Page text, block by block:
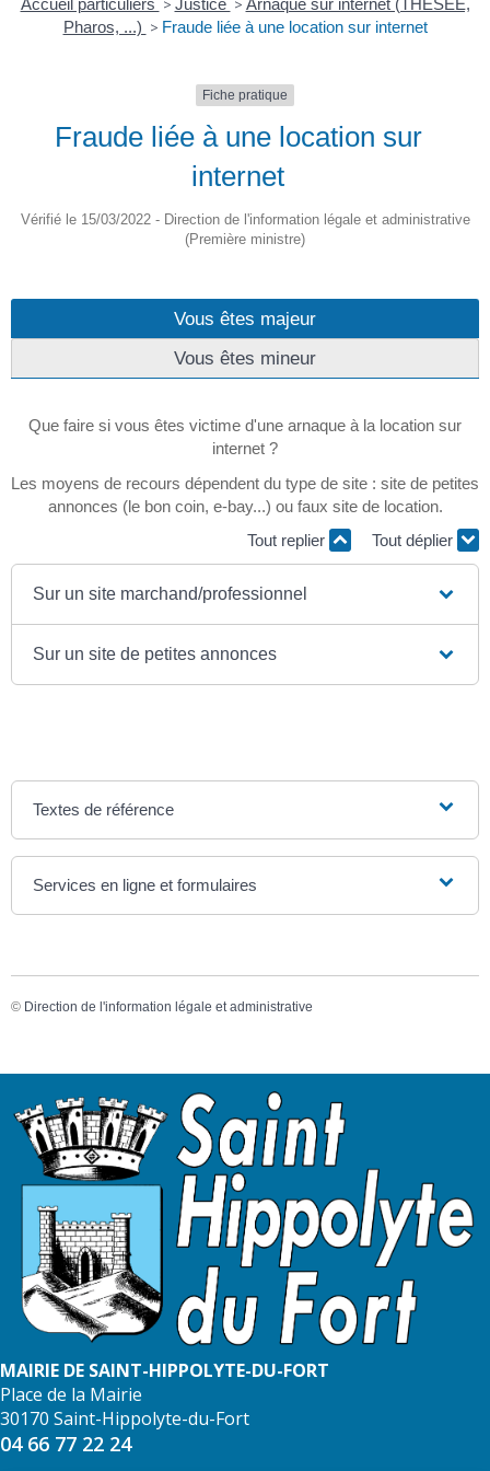
Accueil particuliers > Justice > Arnaque sur internet (THESEE,
Pharos, ...) > Fraude liée à une location sur internet
Fiche pratique
Fraude liée à une location sur
internet
Vérifié le 15/03/2022 - Direction de l'information légale et administrative
(Première ministre)
Vous êtes majeur
Vous êtes mineur
Que faire si vous êtes victime d'une arnaque à la location sur
internet ?
Les moyens de recours dépendent du type de site : site de petites
annonces (le bon coin, e-bay...) ou faux site de location.
Tout replier
Tout déplier
Sur un site marchand/professionnel
Sur un site de petites annonces
Textes de référence
Services en ligne et formulaires
© Direction de l'information légale et administrative
MAIRIE DE SAINT-HIPPOLYTE-DU-FORT
Place de la Mairie
30170 Saint-Hippolyte-du-Fort
04 66 77 22 24